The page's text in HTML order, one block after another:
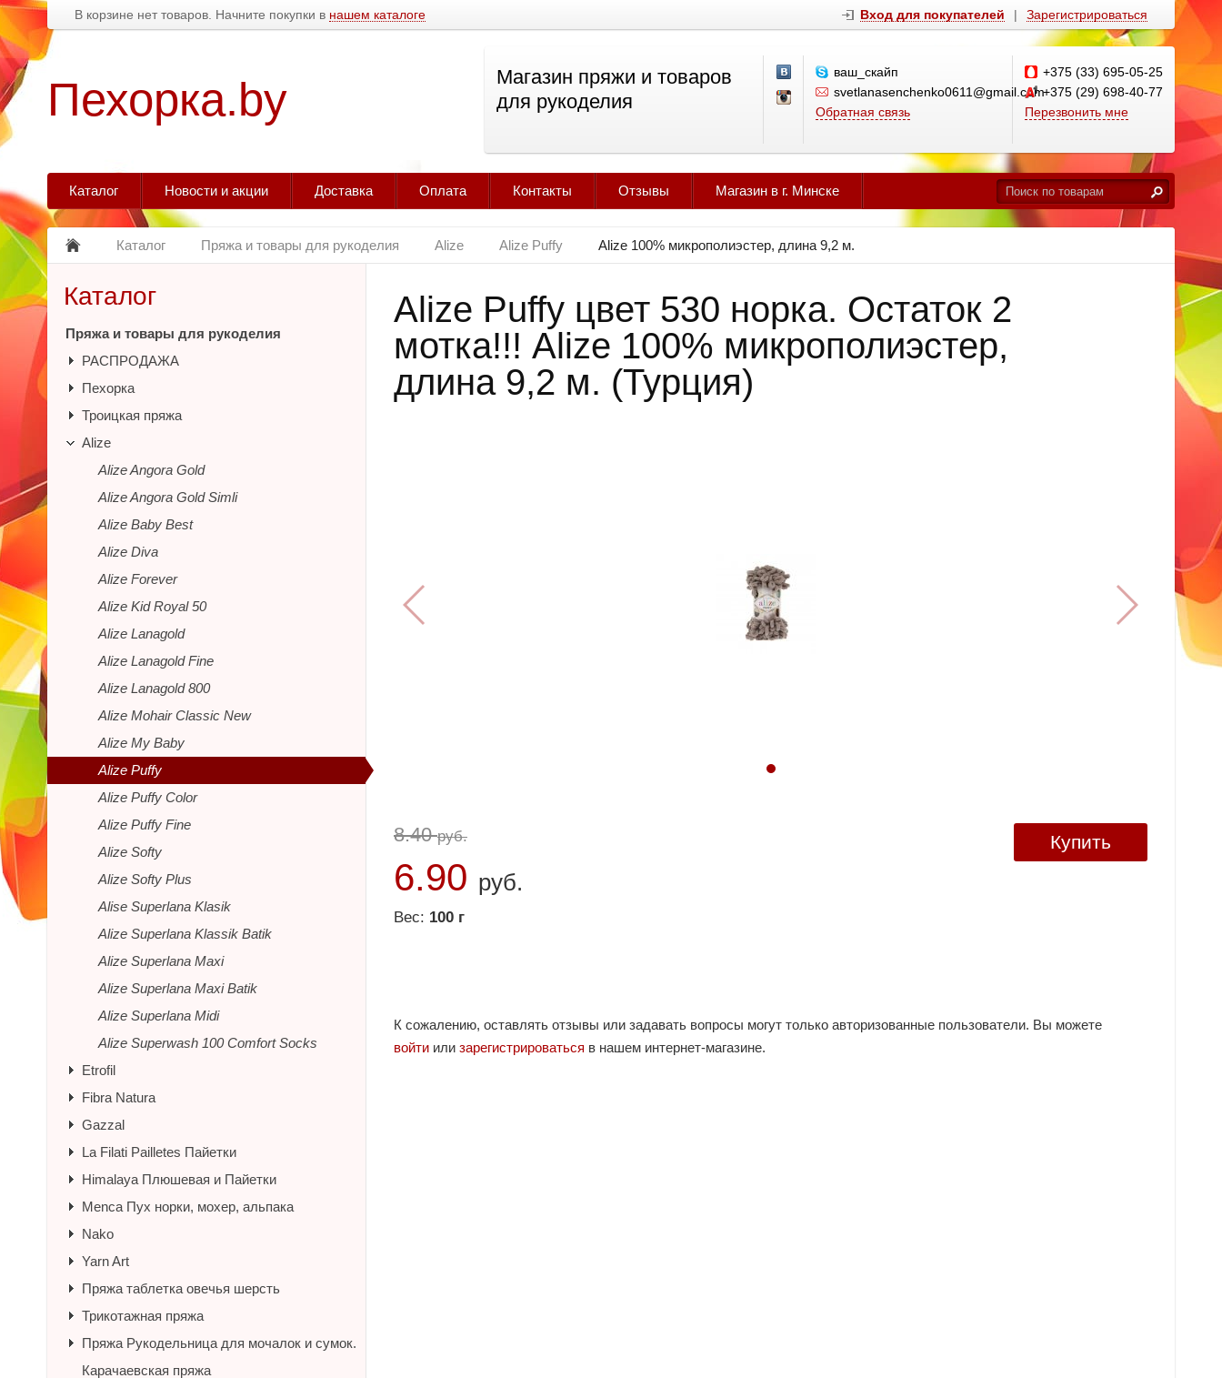
В корзине нет товаров. Начните покупки в нашем каталоге Вход для покупателей | Зарегистрироваться
Пехорка.by
Магазин пряжи и товаров
для рукоделия
ваш_скайп
svetlanasenchenko0611@gmail.com
Обратная связь
+375 (33) 695-05-25
+375 (29) 698-40-77
Перезвонить мне
Каталог Новости и акции Доставка Оплата Контакты Отзывы Магазин в г. Минске
Каталог Пряжа и товары для рукоделия Alize Alize Puffy Alize 100% микрополиэстер, длина 9,2 м.
Alize Puffy цвет 530 норка. Остаток 2
мотка!!! Alize 100% микрополиэстер,
длина 9,2 м. (Турция)
8.40руб.
6.90 руб.
Вес: 100 г
Купить
К сожалению, оставлять отзывы или задавать вопросы могут только авторизованные пользователи. Вы можете
войти или зарегистрироваться в нашем интернет-магазине.
Каталог
Пряжа и товары для рукоделия
РАСПРОДАЖА
Пехорка
Троицкая пряжа
Alize
Alize Angora Gold
Alize Angora Gold Simli
Alize Baby Best
Alize Diva
Alize Forever
Alize Kid Royal 50
Alize Lanagold
Alize Lanagold Fine
Alize Lanagold 800
Alize Mohair Classic New
Alize My Baby
Alize Puffy
Alize Puffy Color
Alize Puffy Fine
Alize Softy
Alize Softy Plus
Alise Superlana Klasik
Alize Superlana Klassik Batik
Alize Superlana Maxi
Alize Superlana Maxi Batik
Alize Superlana Midi
Alize Superwash 100 Comfort Socks
Etrofil
Fibra Natura
Gazzal
La Filati Pailletes Пайетки
Himalaya Плюшевая и Пайетки
Menca Пух норки, мохер, альпака
Nako
Yarn Art
Пряжа таблетка овечья шерсть
Трикотажная пряжа
Пряжа Рукодельница для мочалок и сумок.
Карачаевская пряжа